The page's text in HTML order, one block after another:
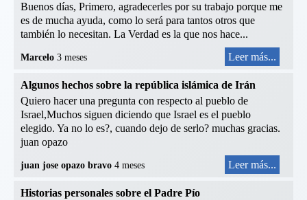
Buenos días, Primero, agradecerles por su trabajo porque me
es de mucha ayuda, como lo será para tantos otros que
también lo necesitan. La Verdad es la que nos hace...
Marcelo 3 meses Leer más...
Algunos hechos sobre la república islámica de Irán
Quiero hacer una pregunta con respecto al pueblo de
Israel,Muchos siguen diciendo que Israel es el pueblo
elegido. Ya no lo es?, cuando dejo de serlo? muchas gracias.
juan opazo
juan jose opazo bravo 4 meses Leer más...
Historias personales sobre el Padre Pío